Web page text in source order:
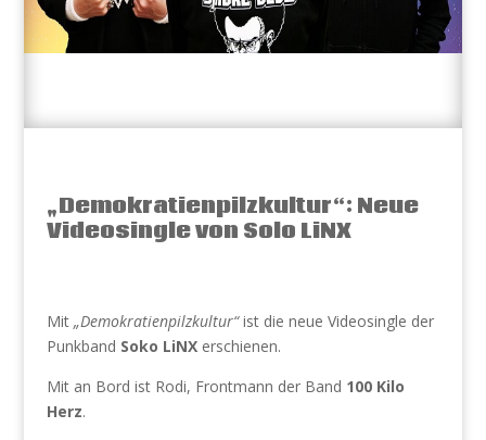
„Demokratienpilzkultur“: Neue
Videosingle von Solo LiNX
Mit „Demokratienpilzkultur“ist die neue Videosingle der
Punkband Soko LiNXerschienen.
Mit an Bord ist Rodi, Frontmann der Band 100 Kilo
Herz.